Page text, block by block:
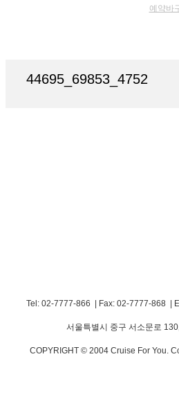
예약바
44695_69853_4752
Tel: 02-7777-866 | Fax: 02-7777-868
서울특별시 중구 서소문로
COPYRIGHT © 2004 Cruise For You.